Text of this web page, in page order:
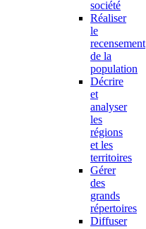
société
Réaliser
le
recensement
de la
population
Décrire
et
analyser
les
régions
et les
territoires
Gérer
des
grands
répertoires
Diffuser